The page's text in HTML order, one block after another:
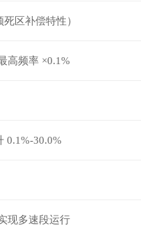
区补偿特性）
高频率 ×0.1%
0.1%-30.0%
现多速段运行